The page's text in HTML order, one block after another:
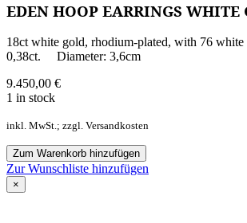
EDEN HOOP EARRINGS WHITE
18ct white gold, rhodium-plated, with 76
0,38ct. Diameter: 3,6cm
9.450,00 €
1 in stock
inkl. MwSt.; zzgl. Versandkosten
Zum Warenkorb hinzufügen
Zur Wunschliste hinzufügen
×